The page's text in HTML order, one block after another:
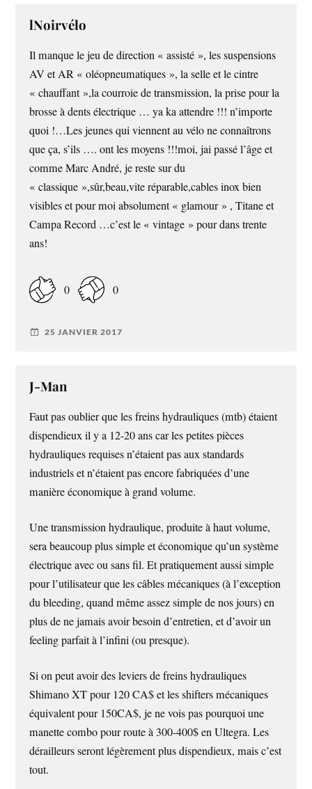
lNoirvélo
Il manque le jeu de direction « assisté », les suspensions
AV et AR « oléopneumatiques », la selle et le cintre
« chauffant »,la courroie de transmission, la prise pour la
brosse à dents électrique … ya ka attendre !!! n’importe
quoi !…Les jeunes qui viennent au vélo ne connaîtrons
que ça, s’ils …. ont les moyens !!!moi, jai passé l’âge et
comme Marc André, je reste sur du
« classique »,sûr,beau,vite réparable,cables inox bien
visibles et pour moi absolument « glamour » , Titane et
Campa Record …c’est le « vintage » pour dans trente
ans!
0 0
25 JANVIER 2017
J-Man
Faut pas oublier que les freins hydrauliques (mtb) étaient
dispendieux il y a 12-20 ans car les petites pièces
hydrauliques requises n’étaient pas aux standards
industriels et n’étaient pas encore fabriquées d’une
manière économique à grand volume.
Une transmission hydraulique, produite à haut volume,
sera beaucoup plus simple et économique qu’un système
électrique avec ou sans fil. Et pratiquement aussi simple
pour l’utilisateur que les câbles mécaniques (à l’exception
du bleeding, quand même assez simple de nos jours) en
plus de ne jamais avoir besoin d’entretien, et d’avoir un
feeling parfait à l’infini (ou presque).
Si on peut avoir des leviers de freins hydrauliques
Shimano XT pour 120 CA$ et les shifters mécaniques
équivalent pour 150CA$, je ne vois pas pourquoi une
manette combo pour route à 300-400$ en Ultegra. Les
dérailleurs seront légèrement plus dispendieux, mais c’est
tout.